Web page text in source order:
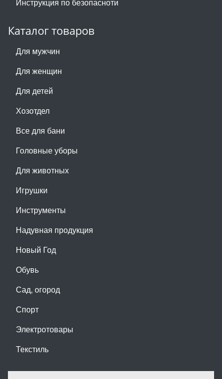
Каталог товаров
Для мужчин
Для женщин
Для детей
Хозотдел
Все для бани
Головные уборы
Для животных
Игрушки
Инструменты
Надувная продукция
Новый Год
Обувь
Сад, огород
Спорт
Электротовары
Текстиль